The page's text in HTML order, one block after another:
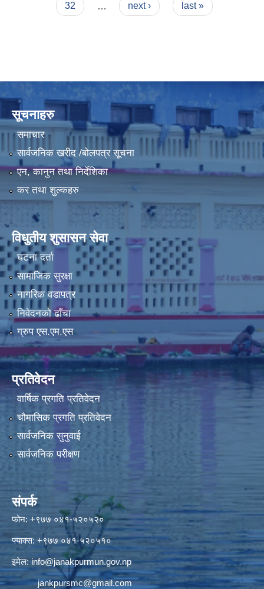
32
next › last »
सूचनाहरु
समाचार
सार्वजनिक खरीद /बोलपत्र सूचना
एन, कानुन तथा निर्देशिका
कर तथा शुल्कहरु
विधुतीय शुसासन सेवा
घटना दर्ता
सामाजिक सुरक्षा
नागरिक वडापत्र
निवेदनको ढाँचा
ग्रुप एस.एम.एस
प्रतिवेदन
वार्षिक प्रगति प्रतिवेदन
चौमासिक प्रगति प्रतिवेदन
सार्वजनिक सुनुवाई
सार्वजनिक परीक्षण
संपर्क
फोन: +९७७ ०४१-५२०५२०
फ्याक्स: +९७७ ०४१-५२०५१०
इमेल:info@janakpurmun.gov.np
jankpursmc@gmail.com